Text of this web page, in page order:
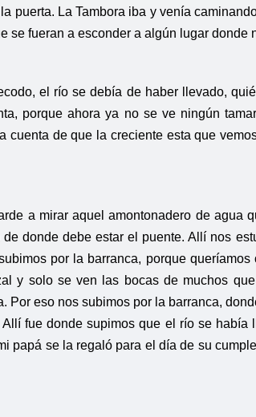
puerta. La Tambora iba y venía
se fueran a esconder a algún lugar donde
el río se debía de haber llevado,
porque ahora ya no se ve ningún
cuenta de que la creciente esta que
a mirar aquel amontonadero de agua
donde debe estar el puente. Allí nos
por la barranca, porque
y solo se ven las bocas de muchos
Por eso nos subimos por la barranca,
fue donde supimos que el río se había
papá se la regaló para el día de su